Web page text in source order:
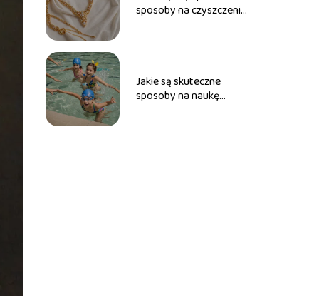
sposoby na czyszczenie
Jakie są skuteczne
sposoby na naukę